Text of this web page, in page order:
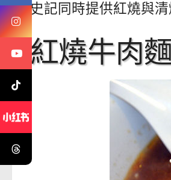
史記同時提供紅燒與
紅燒牛肉